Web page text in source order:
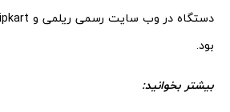
بود.
بیشتر بخوانید: